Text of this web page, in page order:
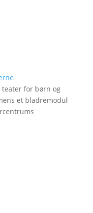
teater for børn og
et bladremodul